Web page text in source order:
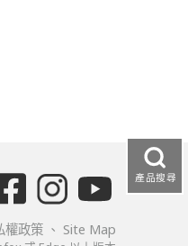
權政策 、 Site Map
產品搜尋